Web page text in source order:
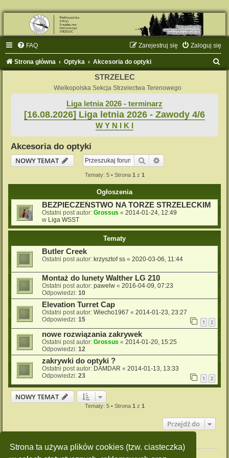
Strona ta używa plików cookies (tzw. ciasteczka)
FAQ Zaloguj się
Zarejestruj się
Strona główna Optyka Akcesoria do optyki
STRZELEC
Wielkopolska Sekcja Strzelectwa Terenowego
Liga letnia 2026 - terminarz
[16.08.2026] Liga letnia 2026 - Zawody 4/6
W Y N I K I
Akcesoria do optyki
NOWY TEMAT
Szukaj
Tematy: 5 • Strona 1 z 1
Ogłoszenia
BEZPIECZEŃSTWO NA TORZE STRZELECKIM
Ostatni post autor: Grossus « 2014-01-24, 12:49
w Liga WSST
Tematy
Butler Creek
Ostatni post autor: krzysztof ss « 2020-03-06, 11:44
Montaż do lunety Walther LG 210
Ostatni post autor: pawelw « 2016-04-09, 07:23
Odpowiedzi: 10
Elevation Turret Cap
Ostatni post autor: Wiecho1967 « 2014-01-23, 23:27
Odpowiedzi: 15 1 2
nowe rozwiązania zakrywek
Ostatni post autor: Grossus « 2014-01-20, 15:25
Odpowiedzi: 12
zakrywki do optyki ?
Ostatni post autor: DAMDAR « 2014-01-13, 13:33
Odpowiedzi: 23 1 2
NOWY TEMAT
Tematy: 5 • Strona 1 z 1
Przejdź do
Twoje uprawnienia na tym forum
Nie możesz tworzyć nowych tematów